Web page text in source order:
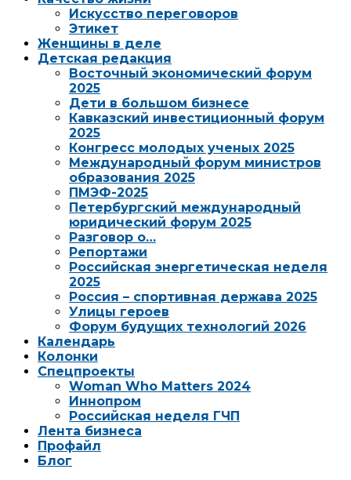
Искусство переговоров
Этикет
Женщины в деле
Детская редакция
Восточный экономический форум
2025
Дети в большом бизнесе
Кавказский инвестиционный форум
2025
Конгресс молодых ученых 2025
Международный форум министров
образования 2025
ПМЭФ-2025
Петербургский международный
юридический форум 2025
Разговор о…
Репортажи
Российская энергетическая неделя
2025
Россия – спортивная держава 2025
Улицы героев
Форум будущих технологий 2026
Календарь
Колонки
Спецпроекты
Woman Who Matters 2024
Иннопром
Российская неделя ГЧП
Лента бизнеса
Профайл
Блог